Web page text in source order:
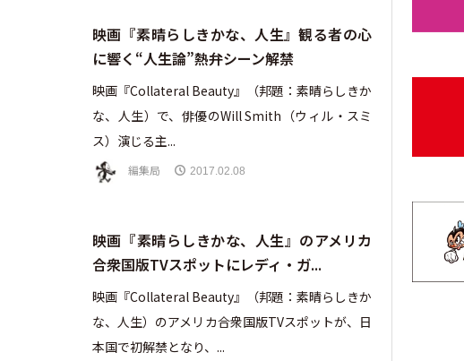
映画『素晴らしきかな、人生』観る者の心
に響く“人生論”熱弁シーン解禁
映画『Collateral Beauty』（邦題：素晴らしきか
な、人生）で、俳優のWill Smith（ウィル・スミ
ス）演じる主...
編集局 2017.02.08
映画『素晴らしきかな、人生』のアメリカ
合衆国版TVスポットにレディ・ガ...
映画『Collateral Beauty』（邦題：素晴らしきか
な、人生）のアメリカ合衆国版TVスポットが、日
本国で初解禁となり、...